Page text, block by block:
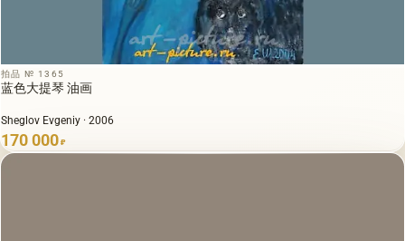
拍品 № 1365
蓝色大提琴 油画
Sheglov Evgeniy · 2006
170 000 ₽